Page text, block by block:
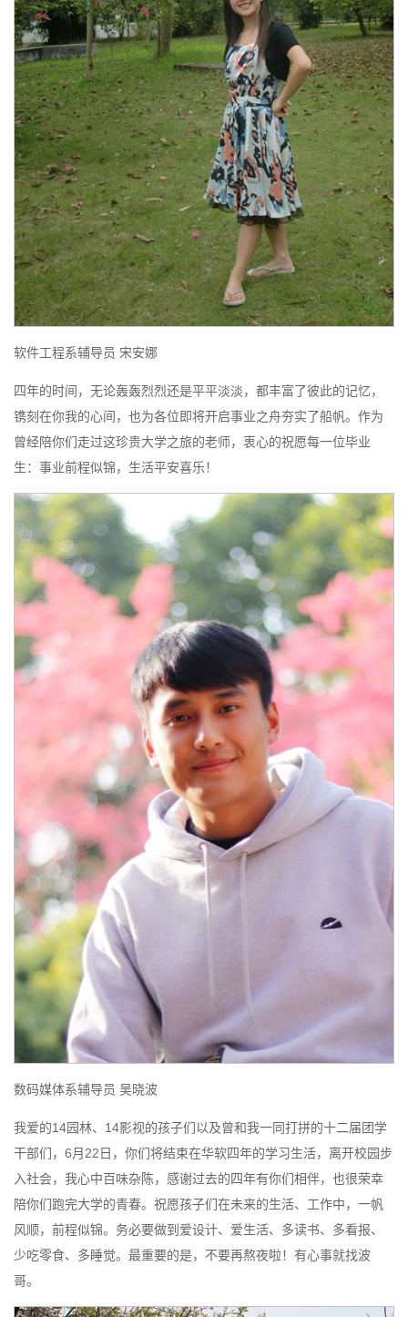
软件工程系辅导员 宋安娜
四年的时间，无论轰轰烈烈还是平平淡淡，都丰富了彼此的记忆，
镌刻在你我的心间，也为各位即将开启事业之舟夯实了船帆。作为
曾经陪你们走过这珍贵大学之旅的老师，衷心的祝愿每一位毕业
生：事业前程似锦，生活平安喜乐！
数码媒体系辅导员 吴晓波
我爱的14园林、14影视的孩子们以及曾和我一同打拼的十二届团学
干部们，6月22日，你们将结束在华软四年的学习生活，离开校园步
入社会，我心中百味杂陈，感谢过去的四年有你们相伴，也很荣幸
陪你们跑完大学的青春。祝愿孩子们在未来的生活、工作中，一帆
风顺，前程似锦。务必要做到爱设计、爱生活、多读书、多看报、
少吃零食、多睡觉。最重要的是，不要再熬夜啦！有心事就找波
哥。